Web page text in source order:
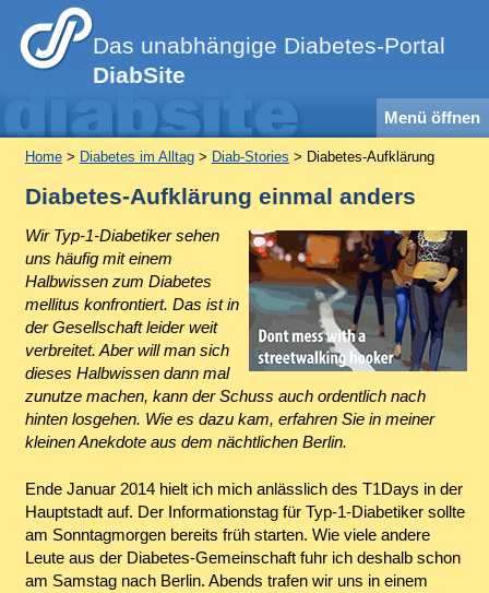
Das unabhängige Diabetes-Portal
DiabSite
Menü öffnen
Home> Diabetes im Alltag> Diab-Stories > Diabetes-Aufklärung
Diabetes-Aufklärung einmal anders
Wir Typ-1-Diabetiker sehen
uns häufig mit einem
Halbwissen zum Diabetes
mellitus konfrontiert. Das ist in
der Gesellschaft leider weit
verbreitet. Aber will man sich
dieses Halbwissen dann mal
zunutze machen, kann der Schuss auch ordentlich nach
hinten losgehen. Wie es dazu kam, erfahren Sie in meiner
kleinen Anekdote aus dem nächtlichen Berlin.
Ende Januar 2014 hielt ich mich anlässlich des T1Days in der
Hauptstadt auf. Der Informationstag für Typ-1-Diabetiker sollte
am Sonntagmorgen bereits früh starten. Wie viele andere
Leute aus der Diabetes-Gemeinschaft fuhr ich deshalb schon
am Samstag nach Berlin. Abends trafen wir uns in einem